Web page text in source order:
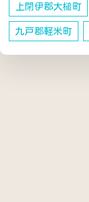
上閉伊郡大槌町
九戸郡軽米町